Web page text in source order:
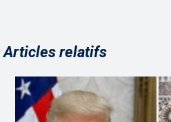
Articles relatifs